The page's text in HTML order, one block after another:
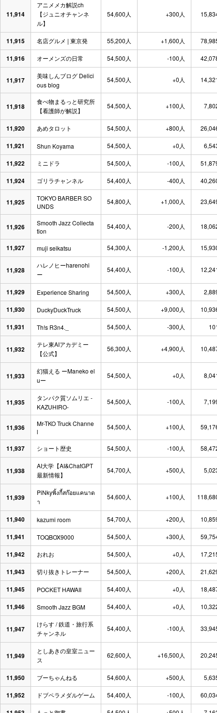
11,914
アニメメカ解説ch
【ジュニオチャンネ
ル】
54,600人 +300人
11,915 名店グルメ | 東京発 55,200人 +1,600人
11,916 オーメンズの日常 54,500人 -100人
11,917
美味しんブログ Delici
ous blog
54,500人 +0人
11,918
食べ物まるっと研究所
【看護師が解説】
54,500人 +100人
11,920 あめタロット 54,500人 +800人
11,921 Shun Koyama 54,500人 +0人
11,922 ミニドラ 54,500人 -100人
11,924 ゴリラチャンネル 54,400人 -400人
11,925
TOKYO BARBER SO
UNDS
54,800人 +1,000人
11,926
Smooth Jazz Collecta
tion
54,400人 -200人
11,927 muji seikatsu 54,300人 -1,200人
11,928
ハレノヒーharenohi
ー
54,400人 -100人
11,929 Experience Sharing 54,500人 +300人
11,930 DuckyDuckTruck 54,500人 +9,000人
11,931 Th!s R3n4._ 54,500人 -300人
11,932
テレ東AIアカデミー
【公式】
56,300人 +4,900人
11,933
幻猫える ーManeko el
uー
54,500人 +0人
11,935
タンパク質ソムリエ -
KAZUHIRO-
54,500人 -100人
11,936
Mr-TKO Truck Channe
l
54,500人 +100人
11,937 ショート歴史 54,500人 -100人
11,938
AI大学【AI&ChatGPT
最新情報】
54,700人 +500人
11,939
PiNkyพิ้งกี้สก๊อยแคนาด
า
54,600人 +100人
11,940 kazumi room 54,700人 +200人
11,941 TOQBOX9000 54,500人 +300人
11,942 おれお 54,500人 +0人
11,943 切り抜きトレーナー 54,500人 +200人
11,945 POCKET HAWAII 54,400人 +0人
11,946 Smooth Jazz BGM 54,400人 +0人
11,947
けらす / 鉄道・旅行系
チャンネル
54,400人 -100人
11,949
としあきの皇室ニュー
ス
62,600人 +16,500人
11,950 ブーちゃんねる 54,600人 +500人
11,952 ドブペラメダルゲーム 54,400人 -100人